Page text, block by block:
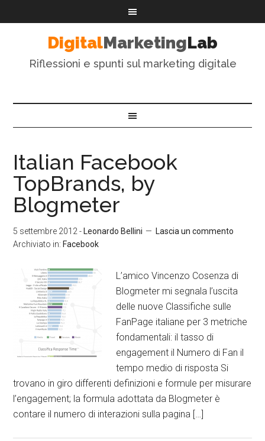
DigitalMarketingLab
Riflessioni e spunti sul marketing digitale
Italian Facebook
TopBrands, by
Blogmeter
5 settembre 2012 - Leonardo Bellini
Lascia un commento
Archiviato in: Facebook
L’amico Vincenzo Cosenza di
Blogmeter mi segnala l’uscita
delle nuove Classifiche sulle
FanPage italiane per 3 metriche
fondamentali: il tasso di
engagement il Numero di Fan il
tempo medio di risposta Si
trovano in giro differenti definizioni e formule per misurare
l’engagement; la formula adottata da Blogmeter è
contare il numero di interazioni sulla pagina […]